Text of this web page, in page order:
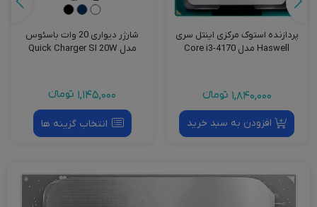
پردازنده استوک مرکزی اینتل سری
Haswell مدل Core i3-4170
1,840,000 تومانءء
افزودن به سبد خرید
شارژر دیواری 20 وات باسئوس
مدل Quick Charger SI 20W
1,145,000 تومانءء
انتخاب گزینه ها